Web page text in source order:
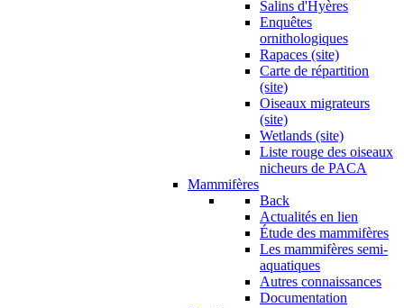
Salins d'Hyères
Enquêtes
ornithologiques
Rapaces (site)
Carte de répartition
(site)
Oiseaux migrateurs
(site)
Wetlands (site)
Liste rouge des oiseaux
nicheurs de PACA
Mammifères
Back
Actualités en lien
Étude des mammifères
Les mammifères semi-
aquatiques
Autres connaissances
Documentation